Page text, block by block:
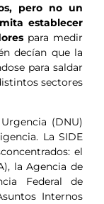
pero no un
establecer
para medir
decían que la
para saldar
sectores
(DNU)
La SIDE
el
la Agencia de
Federal de
Internos